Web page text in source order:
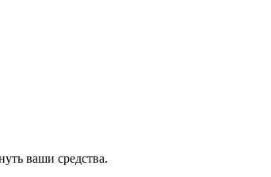
ваши средства.